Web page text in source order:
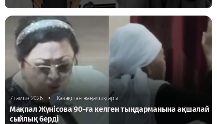
7 тамыз 2026 • Қазақстан жаңалықтары
Мақпал Жүнісова 90-ға келген тыңдарманына ақшалай
сыйлық берді